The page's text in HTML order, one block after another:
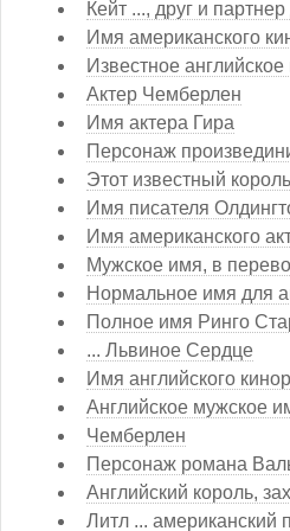
Кейт ..., друг и
Имя американского
Известное
Актер Чемберлен
Имя актера Гира
Персонаж
Этот известный
Имя писателя
Имя американского
Мужское имя, в
Нормальное имя для
Полное имя Ринго
... Львиное Сердце
Имя английского
Английское мужское
Чемберлен
Персонаж романа
Английский король,
Литл ... американский